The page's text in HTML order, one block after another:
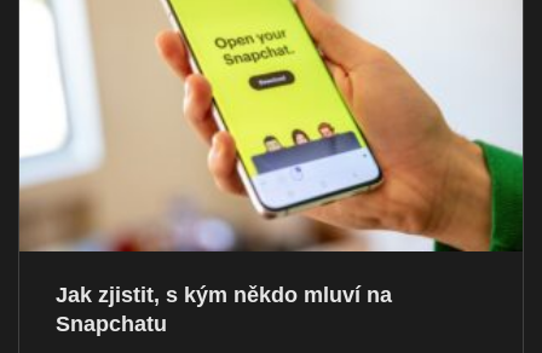
Jak zjistit, s kým někdo mluví na
Snapchatu